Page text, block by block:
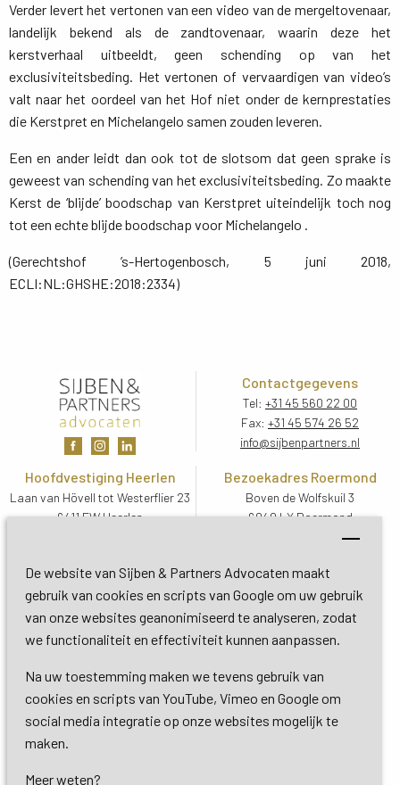
De website van Sijben & Partners Advocaten maakt
gebruik van cookies en scripts van Google om uw gebruik
van onze websites geanonimiseerd te analyseren, zodat
we functionaliteit en effectiviteit kunnen aanpassen.
Na uw toestemming maken we tevens gebruik van
cookies en scripts van YouTube, Vimeo en Google om
social media integratie op onze websites mogelijk te
maken.
Meer weten?
Verder levert het vertonen van een video van de mergeltovenaar,
landelijk bekend als de zandtovenaar, waarin deze het
kerstverhaal uitbeeldt, geen schending op van het
exclusiviteitsbeding. Het vertonen of vervaardigen van video’s
valt naar het oordeel van het Hof niet onder de kernprestaties
die Kerstpret en Michelangelo samen zouden leveren.
Een en ander leidt dan ook tot de slotsom dat geen sprake is
geweest van schending van het exclusiviteitsbeding. Zo maakte
Kerst de ‘blijde’ boodschap van Kerstpret uiteindelijk toch nog
tot een echte blijde boodschap voor Michelangelo .
(Gerechtshof ’s-Hertogenbosch, 5 juni 2018,
ECLI:NL:GHSHE:2018:2334)
Contactgegevens
Tel: +31 45 560 22 00
Fax: +31 45 574 26 52
info@sijbenpartners.nl
Hoofdvestiging Heerlen
Laan van Hövell tot Westerflier 23
6411 EW Heerlen
Bezoekadres Roermond
Boven de Wolfskuil 3
6049 LX Roermond
Routebeschrijving
Bezoekadres De Bilt
Soestdijkseweg Zuid 13
3732 HC De Bilt (Utrecht)
Copyright 2026 © Sijben & Partners